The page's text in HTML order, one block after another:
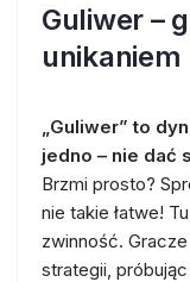
Guliwer –
„Guliwer” to
jedno – nie dać
Brzmi prosto?
nie takie łatwe!
zwinność.
strategii,